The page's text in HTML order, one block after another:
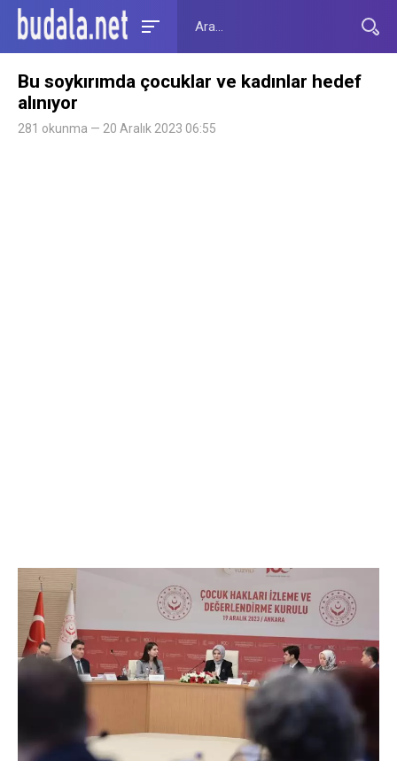
Bu soykırımda çocuklar ve kadınlar hedef
alınıyor
281 okunma — 20 Aralık 2023 06:55